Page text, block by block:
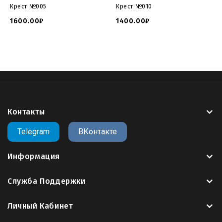
Крест №005
1600.00₽
Крест №010
1400.00₽
Контакты
Telegram ВКонтакте
Информация
Служба Поддержки
Личный Кабинет